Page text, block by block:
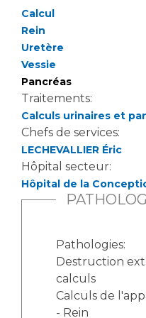
Salon des familles
Transports sanitaires
Vos droits, vos devoirs
Handicap
Handi 13
Pôle Médecine
Accueil sourds et
Charte Romain Jacob
Activité physique
Les structures de
Écoles et
Plateforme des
Professionnels
Adresser un patient
Adresser un examen
Médicale
Radiologie / Imagerie
Cancérologie
Calcul
Rein
Uretère
Vessie
Pancréas
Traitements:
Calculs urinaires et
Chefs de services:
LECHEVALLIER Éric
Hôpital secteur:
Hôpital de la
Pathologies:
Destruction
calculs
Calculs de
- Rein